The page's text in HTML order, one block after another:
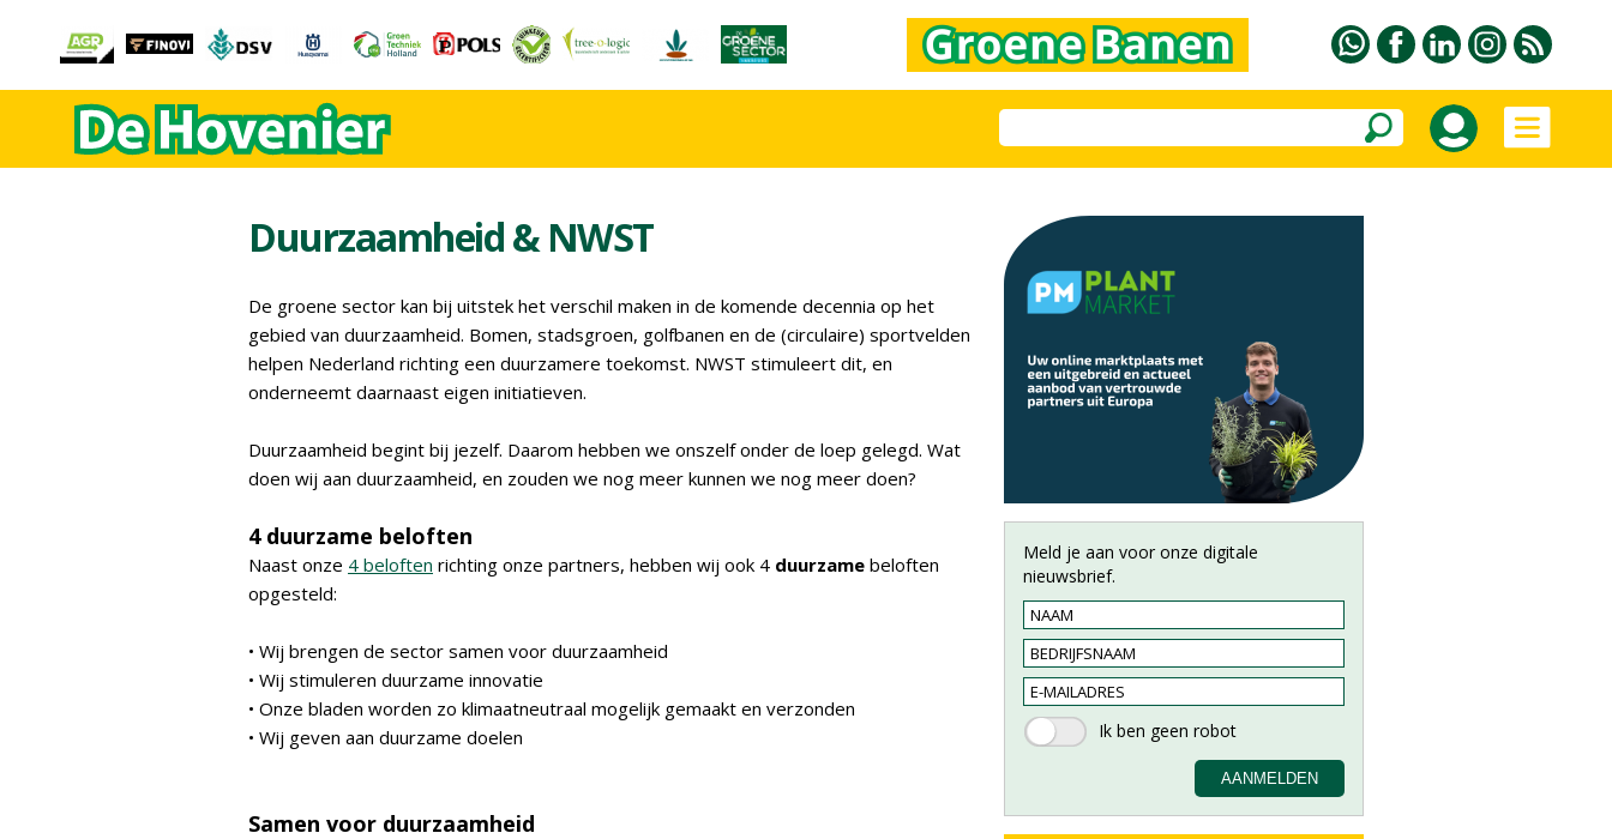
Duurzaamheid & NWST
De groene sector kan bij uitstek het verschil maken in de komende decennia op het
gebied van duurzaamheid. Bomen, stadsgroen, golfbanen en de (circulaire) sportvelden
helpen Nederland richting een duurzamere toekomst. NWST stimuleert dit, en
onderneemt daarnaast eigen initiatieven.
Duurzaamheid begint bij jezelf. Daarom hebben we onszelf onder de loep gelegd. Wat
doen wij aan duurzaamheid, en zouden we nog meer kunnen we nog meer doen?
4 duurzame beloften
Naast onze 4 beloften richting onze partners, hebben wij ook 4 duurzame beloften
opgesteld:
• Wij brengen de sector samen voor duurzaamheid
• Wij stimuleren duurzame innovatie
• Onze bladen worden zo klimaatneutraal mogelijk gemaakt en verzonden
• Wij geven aan duurzame doelen
Samen voor duurzaamheid
Meld je aan voor onze digitale
nieuwsbrief.